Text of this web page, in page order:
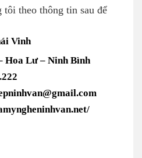
theo thông tin sau để
Vinh
Hoa Lư – Ninh Bình